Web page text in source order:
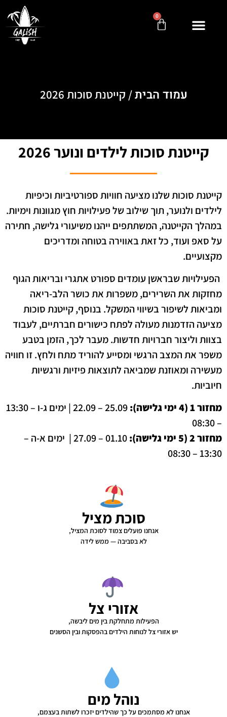
0
עמוד הבית/ קייטנת סוכות 2026
קייטנת סוכות לילדים ונוער 2026
קייטנת סוכות שלנו מציעה חוויות ספורטיביות וכיפיות
לילדים ולנוער, תוך שילוב של פעילויות חוץ מגוונות וימיות.
במהלך הקייטנה, המשתתפים ייהנו משיעורי גלישה, חתירה
על סאפ ועוד, כל זאת באווירה בטוחה ומדריכים
מקצועיים.
הפעילויות שבראשן עומדים ספורט אתגרי ובריאות הגוף
מחזקות את השרירים, משפרות את כושר הלב-ריאה
ומביאות לשיפור בשיווי המשקל. בנוסף, קייטנת סוכות
מציעה הזדמנות מעולה לפתח כישורים חברתיים, לעבוד
בצוות וליצור חברויות חדשות. מעבר לכך, הזמן בטבע
משפר את המצב הרגשי ומסייע להוריד מתח ולחץ. זו חוויה
מעשירה ומאוזנת שמביאה לתוצאות פיזיות ורגשיות
חיוביות.
מחזור 1 (4 ימי גלישה):
25.09 – 22.09 | ימים ג-ו – 13:30
– 08:30
מחזור 2 (5 ימי גלישה):
01.10 – 27.09 | ימים א-ה –
13:30 – 08:30
סוכת מציל
אנחנו פועלים צמוד לסוכת המציל,
לא בסביבה — ממש לידה
אזורי צל
הפעילות מתחלקת בין מים ליבשה,
יש אזורי צל לנוחות הילדים בהפסקות ובין הסשנים
נוהל מים
אנחנו לא מסתמכים על כך שהילדים יזכרו לשתות בעצמם,